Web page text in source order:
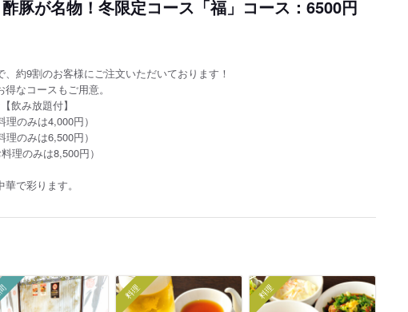
酢豚が名物！冬限定コース「福」コース：6500円
約9割のお客様にご注文いただいております！
なコースもご用意。
み放題付】
のみは4,000円）
のみは6,500円）
のみは8,500円）
華で彩ります。
料理 料理